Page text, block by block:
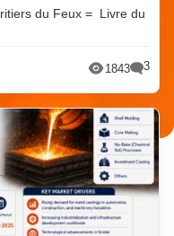
du Feux = Livre du
1843 3